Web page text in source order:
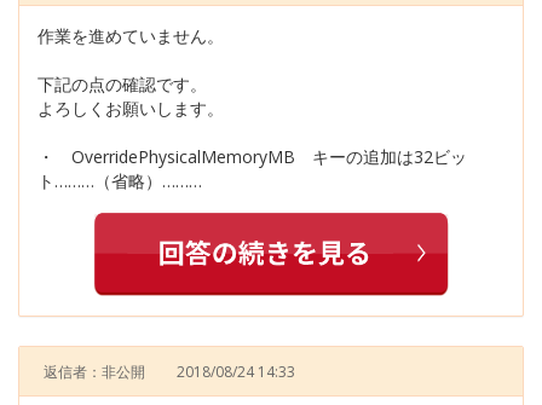
作業を進めていません。
下記の点の確認です。
よろしくお願いします。
・ OverridePhysicalMemoryMB キーの追加は32ビッ
ト………（省略）………
返信者：非公開 2018/08/24 14:33